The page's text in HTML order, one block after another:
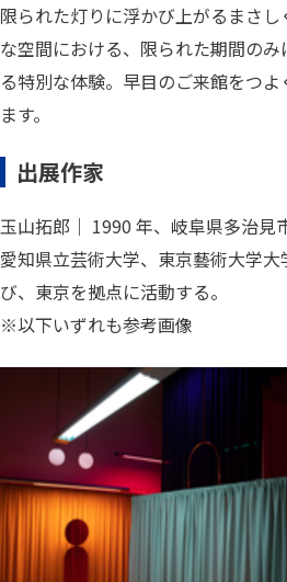
限られた灯りに浮かび上がるまさし
な空間における、限られた期間の
る特別な体験。早目のご来館をつよ
ます。
出展作家
玉山拓郎｜ 1990 年、岐阜県多治見
愛知県立芸術大学、東京藝術大学大
び、東京を拠点に活動する。
※以下いずれも参考画像